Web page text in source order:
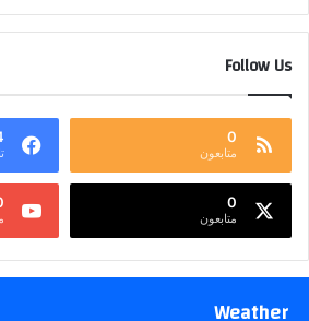
Follow Us
0
متابعون
0
متابعون
Weather